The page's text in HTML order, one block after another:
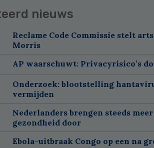
nieuws
Reclame Code Commissie stelt
Morris
AP waarschuwt: Privacyrisico’s
Onderzoek: blootstelling
vermijden
Nederlanders brengen steeds
gezondheid door
Ebola-uitbraak Congo op een na